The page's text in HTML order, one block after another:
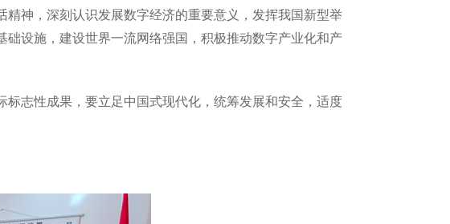
神，深刻认识发展数字经济的重要意义，发挥我国新型举
设施，建设世界一流网络强国，积极推动数字产业化和产
志性成果，要立足中国式现代化，统筹发展和安全，适度